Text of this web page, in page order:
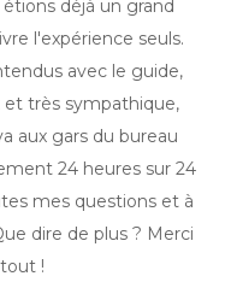
déjà un grand
l'expérience seuls.
avec le guide,
très sympathique,
aux gars du bureau
24 heures sur 24
mes questions et à
dire de plus ? Merci
!